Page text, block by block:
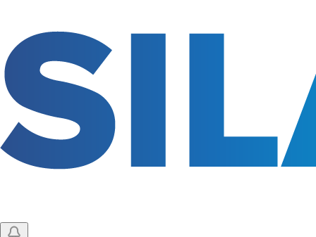
основному
содержанию